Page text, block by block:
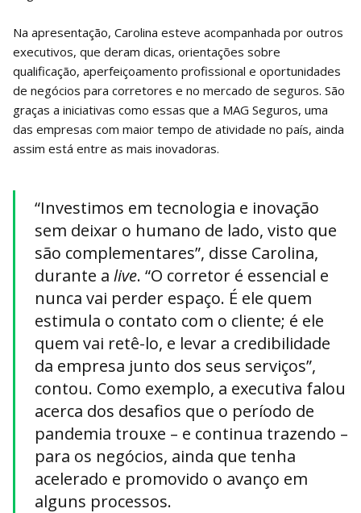
Na apresentação, Carolina esteve acompanhada por outros
executivos, que deram dicas, orientações sobre
qualificação, aperfeiçoamento profissional e oportunidades
de negócios para corretores e no mercado de seguros. São
graças a iniciativas como essas que a MAG Seguros, uma
das empresas com maior tempo de atividade no país, ainda
assim está entre as mais inovadoras.
“Investimos em tecnologia e inovação
sem deixar o humano de lado, visto que
são complementares”, disse Carolina,
durante a live. “O corretor é essencial e
nunca vai perder espaço. É ele quem
estimula o contato com o cliente; é ele
quem vai retê-lo, e levar a credibilidade
da empresa junto dos seus serviços”,
contou. Como exemplo, a executiva falou
acerca dos desafios que o período de
pandemia trouxe – e continua trazendo –
para os negócios, ainda que tenha
acelerado e promovido o avanço em
alguns processos.